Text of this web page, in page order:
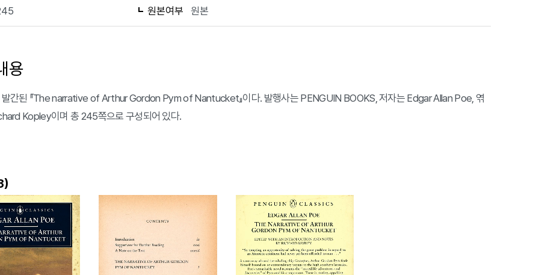
원본여부 원본
용
간된 『The narrative of Arthur Gordon Pym of Nantucket』이다. 발행사는 PENGUIN BOOKS, 저자는 Edgar Allan Poe, 엮
Kopley이며 총 245쪽으로 구성되어 있다.
)